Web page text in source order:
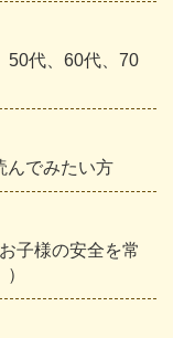
50代、60代、70
んでみたい方
子様の安全を常